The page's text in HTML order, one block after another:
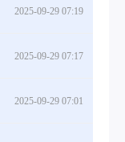
2025-09-29 07:19
2025-09-29 07:17
2025-09-29 07:01